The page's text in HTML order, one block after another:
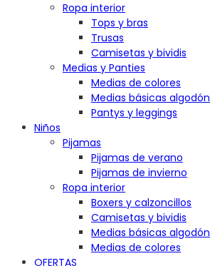
Ropa interior
Tops y bras
Trusas
Camisetas y bividis
Medias y Panties
Medias de colores
Medias básicas algodón
Pantys y leggings
Niños
Pijamas
Pijamas de verano
Pijamas de invierno
Ropa interior
Boxers y calzoncillos
Camisetas y bividis
Medias básicas algodón
Medias de colores
OFERTAS